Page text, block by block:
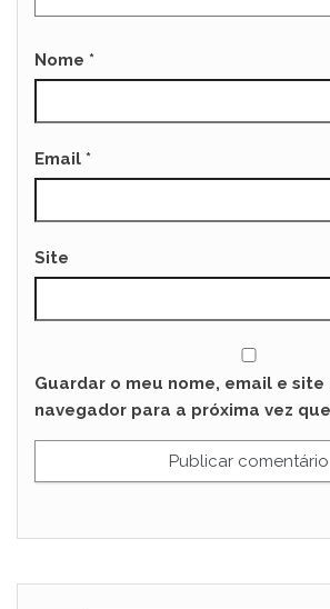
Nome *
Email *
Site
Guardar o meu nome, email e site
navegador para a próxima vez